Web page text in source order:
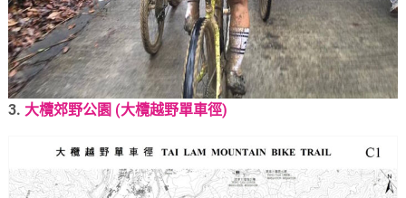
3. 大欖郊野公園 (大欖越野單車徑)